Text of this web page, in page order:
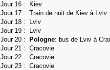
Jour 16 :
Kiev
Jour 17 : Train de nuit de Kiev à Lviv
Jour 18 : Lviv
Jour 19 :
Lviv
Jour 20 :
Pologne: bus de Lviv à
Jour 21 : Cracovie
Jour 22 : Cracovie
Jour 23 : Cracovie